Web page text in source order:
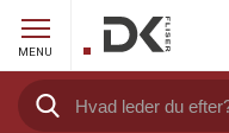
MENU